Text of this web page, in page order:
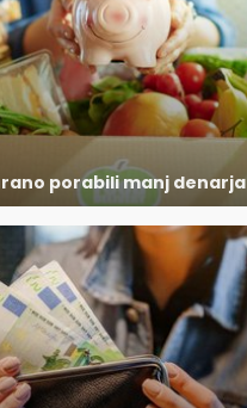
porabili manj denarja